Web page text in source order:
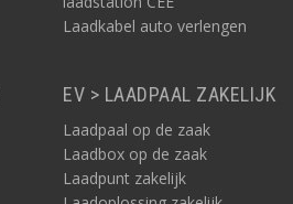
Laadkabel auto verlengen
EV > LAADPAAL ZAKELIJK
Laadpaal op de zaak
Laadbox op de zaak
Laadpunt zakelijk